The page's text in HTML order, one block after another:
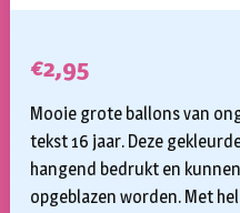
€2,95
Mooie grote ballons van
tekst 16 jaar. Deze
hangend bedrukt en
opgeblazen worden. Met